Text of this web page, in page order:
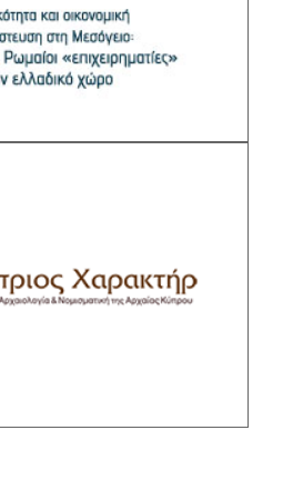
Σοφία Ζουμπάκη,
Ερευνών ΙΙΕ/ΕΙΕ
Ευαγγελινή Μάρκου,
ΙΙΕ/ΕΙΕ